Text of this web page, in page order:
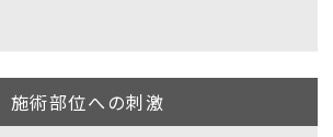
施術部位への刺激